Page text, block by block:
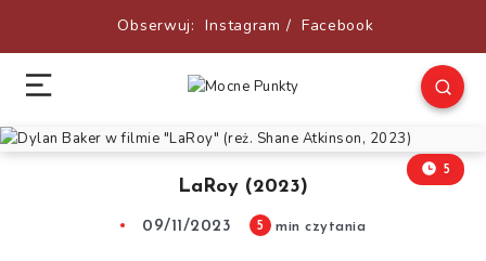
Obserwuj: Instagram / Facebook
5
LaRoy (2023)
09/11/2023 5 min czytania